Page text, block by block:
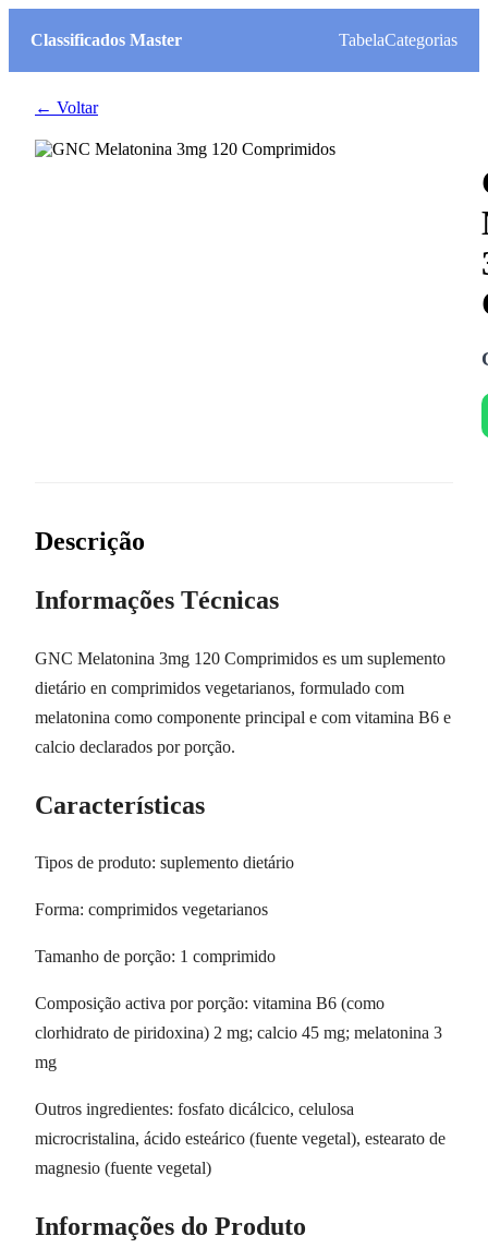
Classificados Master TabelaCategorias
← Voltar
Descrição
Informações Técnicas
GNC Melatonina 3mg 120 Comprimidos es um suplemento
dietário en comprimidos vegetarianos, formulado com
melatonina como componente principal e com vitamina B6 e
calcio declarados por porção.
Características
Tipos de produto: suplemento dietário
Forma: comprimidos vegetarianos
Tamanho de porção: 1 comprimido
Composição activa por porção: vitamina B6 (como
clorhidrato de piridoxina) 2 mg; calcio 45 mg; melatonina 3
mg
Outros ingredientes: fosfato dicálcico, celulosa
microcristalina, ácido esteárico (fuente vegetal), estearato de
magnesio (fuente vegetal)
Informações do Produto